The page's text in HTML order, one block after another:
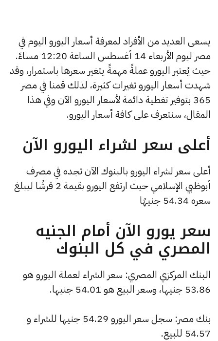
يسعى العديد من الأفراد لمعرفة أسعار اليورو اليوم في
مصر ليوم الأربعاء 14 أغسطس الساعة 12:20 مساءً.
حيث يُعتبر اليورو عملةً مهمةً يتغير سعرها باستمرار، وقد
شهدت أسعار اليورو تغيرات كثيرة، لذلك قمنا في مصر
365 بتوفير تغطية دائمة لأسعار اليورو الآن وفي هذا
المقال، سنتعرف على كافة أسعار اليورو.
أعلى سعر لشراء اليورو الآن
أعلى سعر لشراء اليورو بالبنوك الآن تجده في مصرف
أبوظبي الإسلامي حيث ارتفع اليورو بقيمة 2 قرشًا ليبلغ
سعره 54.34 جنيهًا
سعر يورو الآن أمام الجنيه
المصري في كل البنوك
البنك المركزي المصري: سعر الشراء لعملة اليورو هو
53.86 جنيها، وسعر البيع هو 54.01 جنيها.
بنك مصر: سجل سعر اليورو 54.29 جنيها للشراء و
54.57 للبيع.